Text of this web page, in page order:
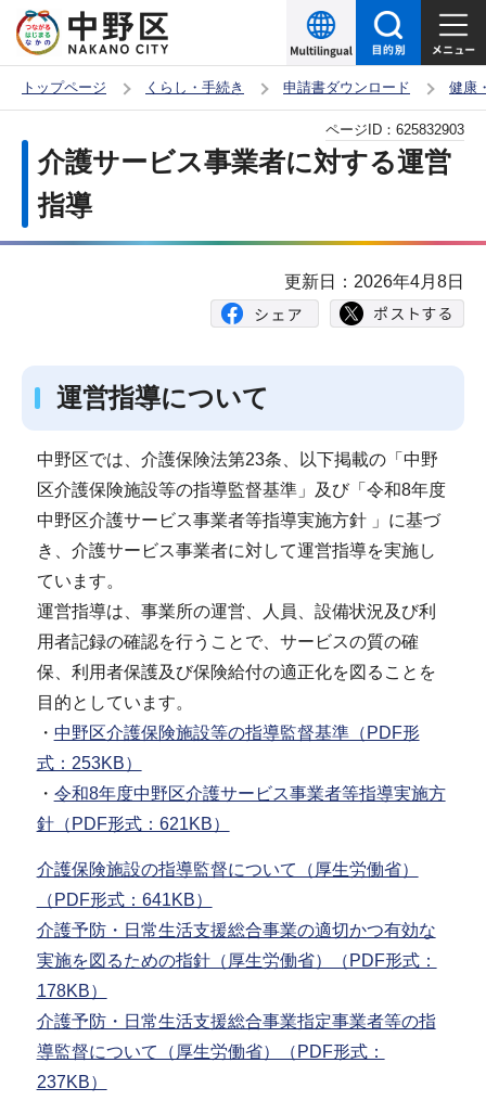
の
ー
トップページ くらし・手続き 申請書ダウンロード 健康
か
介護サービス事業者に対する運営
指導
ページID： 625832903
更新日：2026年4月8日
運営指導について
中野区では、介護保険法第23条、以下掲載の「中野
区介護保険施設等の指導監督基準」及び「令和8年度
中野区介護サービス事業者等指導実施方針 」に基づ
き、介護サービス事業者に対して運営指導を実施し
ています。
運営指導は、事業所の運営、人員、設備状況及び利
用者記録の確認を行うことで、サービスの質の確
保、利用者保護及び保険給付の適正化を図ることを
目的としています。
・ 中野区介護保険施設等の指導監督基準（PDF形
式：253KB）
・ 令和8年度中野区介護サービス事業者等指導実施方
針（PDF形式：621KB）
介護保険施設の指導監督について（厚生労働省）
（PDF形式：641KB）
介護予防・日常生活支援総合事業の適切かつ有効な
実施を図るための指針（厚生労働省）（PDF形式：
178KB）
介護予防・日常生活支援総合事業指定事業者等の指
導監督について（厚生労働省）（PDF形式：
237KB）